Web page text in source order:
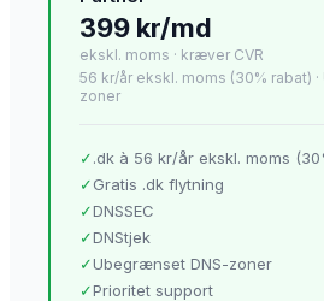
399 kr/md
ekskl. moms · kræver CVR
56 kr/år ekskl. moms (30% rabat) ·
zoner
✓.dk à 56 kr/år ekskl. moms
✓Gratis .dk flytning
✓DNSSEC
✓DNStjek
✓Ubegrænset DNS-zoner
✓Prioritet support